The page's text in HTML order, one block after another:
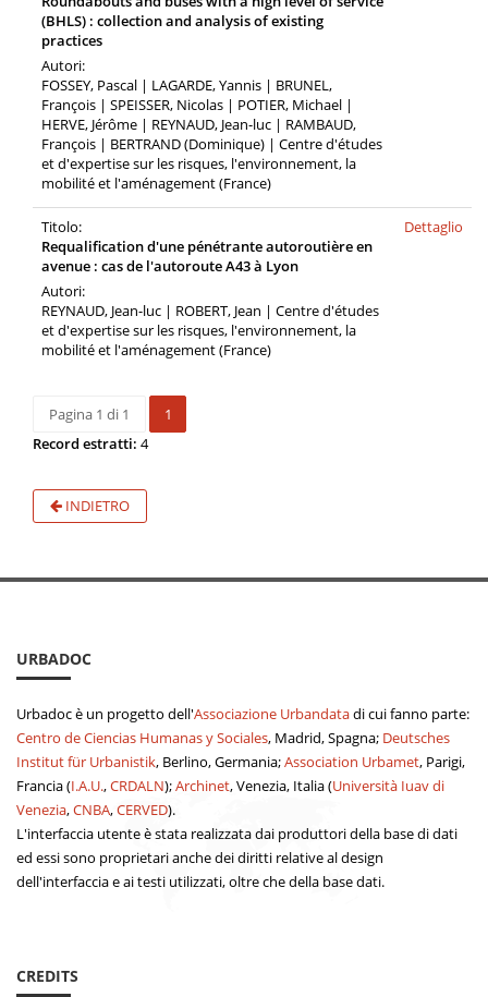
(BHLS) : collection and analysis of existing
practices
Autori:
FOSSEY, Pascal | LAGARDE, Yannis | BRUNEL,
François | SPEISSER, Nicolas | POTIER, Michael |
HERVE, Jérôme | REYNAUD, Jean-luc | RAMBAUD,
François | BERTRAND (Dominique) | Centre d'études
et d'expertise sur les risques, l'environnement, la
mobilité et l'aménagement (France)
Titolo:
Requalification d'une pénétrante autoroutière en
avenue : cas de l'autoroute A43 à Lyon
Autori:
REYNAUD, Jean-luc | ROBERT, Jean | Centre d'études
et d'expertise sur les risques, l'environnement, la
mobilité et l'aménagement (France)
Dettaglio
Pagina 1 di 1
1
Record estratti: 4
INDIETRO
URBADOC
Urbadoc è un progetto dell'Associazione Urbandatadi cui fanno parte:
Centro de Ciencias Humanas y Sociales, Madrid, Spagna; Deutsches
Institut für Urbanistik, Berlino, Germania;Association Urbamet, Parigi,
Francia (I.A.U.,CRDALN);Archinet, Venezia, Italia (Università Iuav di
Venezia,CNBA,CERVED).
L'interfaccia utente è stata realizzata dai produttori della base di dati
ed essi sono proprietari anche dei diritti relative al design
dell'interfaccia e ai testi utilizzati, oltre che della base dati.
CREDITS